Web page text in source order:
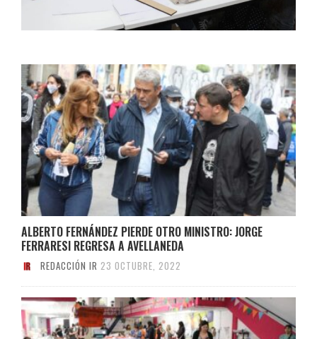
ALBERTO FERNÁNDEZ PIERDE OTRO MINISTRO: JORGE
FERRARESI REGRESA A AVELLANEDA
REDACCIÓN IR 23 OCTUBRE, 2022